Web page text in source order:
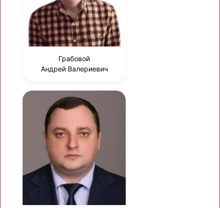
Грабовой
Андрей Валериевич